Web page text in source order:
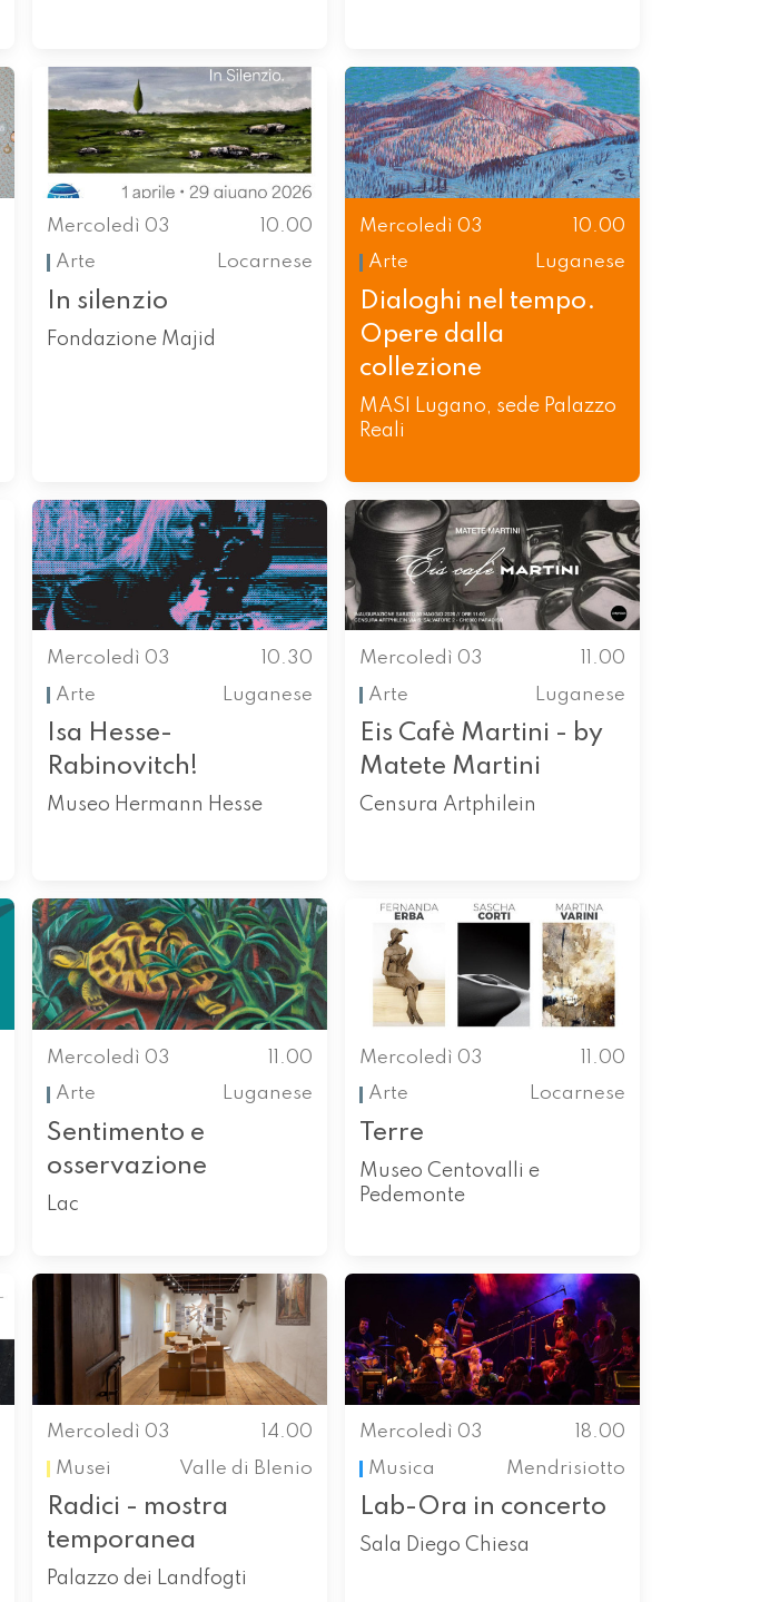
Mercoledì 03
10.00
Arte
Locarnese
In silenzio
Fondazione Majid
Mercoledì 03
10.00
Arte
Luganese
Dialoghi nel tempo.
Opere dalla
collezione
MASI Lugano, sede Palazzo
Reali
Mercoledì 03
10.30
Arte
Luganese
Isa Hesse-
Rabinovitch!
Museo Hermann Hesse
Mercoledì 03
11.00
Arte
Luganese
Eis Cafè Martini - by
Matete Martini
Censura Artphilein
Mercoledì 03
11.00
Arte
Luganese
Sentimento e
osservazione
Lac
Mercoledì 03
11.00
Arte
Locarnese
Terre
Museo Centovalli e
Pedemonte
Mercoledì 03
14.00
Musei
Valle di Blenio
Radici - mostra
temporanea
Palazzo dei Landfogti
Mercoledì 03
18.00
Musica
Mendrisiotto
Lab-Ora in concerto
Sala Diego Chiesa